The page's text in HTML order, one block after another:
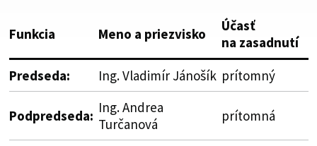
Funkcia Meno a priezvisko
Účasť
na zasadnutí
Predseda:
Ing. Vladimír Jánošík prítomný
Podpredseda: Ing. Andrea
Turčanová
prítomná